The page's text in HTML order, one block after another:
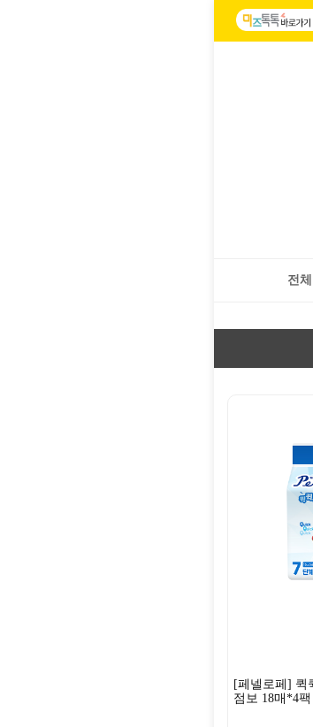
전
[페넬로페] 퀵
점보 18매*4